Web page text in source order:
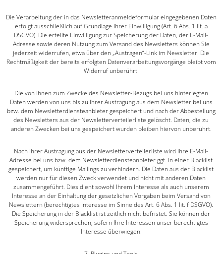
Die Verarbeitung der in das Newsletteranmeldeformular eingegebenen Daten
erfolgt ausschließlich auf Grundlage Ihrer Einwilligung (Art. 6 Abs. 1 lit. a
DSGVO). Die erteilte Einwilligung zur Speicherung der Daten, der E-Mail-
Adresse sowie deren Nutzung zum Versand des Newsletters können Sie
jederzeit widerrufen, etwa über den „Austragen“-Link im Newsletter. Die
Rechtmäßigkeit der bereits erfolgten Datenverarbeitungsvorgänge bleibt vom
Widerruf unberührt.
Die von Ihnen zum Zwecke des Newsletter-Bezugs bei uns hinterlegten
Daten werden von uns bis zu Ihrer Austragung aus dem Newsletter bei uns
bzw. dem Newsletterdiensteanbieter gespeichert und nach der Abbestellung
des Newsletters aus der Newsletterverteilerliste gelöscht. Daten, die zu
anderen Zwecken bei uns gespeichert wurden bleiben hiervon unberührt.
Nach Ihrer Austragung aus der Newsletterverteilerliste wird Ihre E-Mail-
Adresse bei uns bzw. dem Newsletterdiensteanbieter ggf. in einer Blacklist
gespeichert, um künftige Mailings zu verhindern. Die Daten aus der Blacklist
werden nur für diesen Zweck verwendet und nicht mit anderen Daten
zusammengeführt. Dies dient sowohl Ihrem Interesse als auch unserem
Interesse an der Einhaltung der gesetzlichen Vorgaben beim Versand von
Newslettern (berechtigtes Interesse im Sinne des Art. 6 Abs. 1 lit. f DSGVO).
Die Speicherung in der Blacklist ist zeitlich nicht befristet. Sie können der
Speicherung widersprechen, sofern Ihre Interessen unser berechtigtes
Interesse überwiegen.